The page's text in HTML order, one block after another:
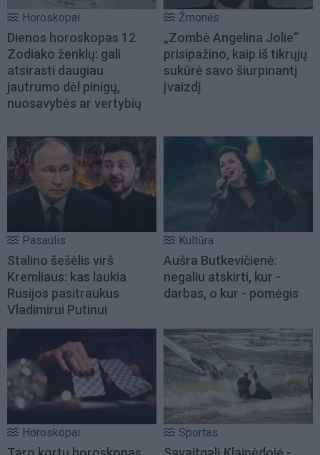
Horoskopai
Dienos horoskopas 12
Zodiako ženklų: gali
atsirasti daugiau
jautrumo dėl pinigų,
nuosavybės ar vertybių
Žmonės
„Zombė Angelina Jolie“
prisipažino, kaip iš tikrųjų
sukūrė savo šiurpinantį
įvaizdį
Pasaulis
Stalino šešėlis virš
Kremliaus: kas laukia
Rusijos pasitraukus
Vladimirui Putinui
Kultūra
Aušra Butkevičienė:
negaliu atskirti, kur -
darbas, o kur - pomėgis
Horoskopai Sportas